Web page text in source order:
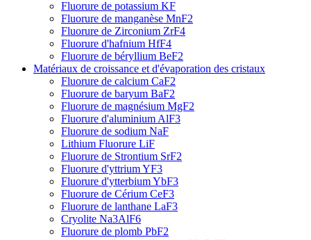
Fluorure de potassium KF
Fluorure de manganèse MnF2
Fluorure de Zirconium ZrF4
Fluorure d'hafnium HfF4
Fluorure de béryllium BeF2
Matériaux de croissance et d'évaporation des cristaux
Fluorure de calcium CaF2
Fluorure de baryum BaF2
Fluorure de magnésium MgF2
Fluorure d'aluminium AlF3
Fluorure de sodium NaF
Lithium Fluorure LiF
Fluorure de Strontium SrF2
Fluorure d'yttrium YF3
Fluorure d'ytterbium YbF3
Fluorure de Cérium CeF3
Fluorure de lanthane LaF3
Cryolite Na3AlF6
Fluorure de plomb PbF2